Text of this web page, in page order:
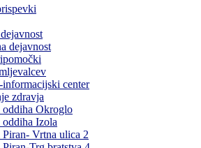
dejavnost
informacijski center
zdravja
oddiha Okroglo
Izola
Vrtna ulica 2